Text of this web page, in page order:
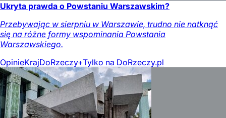
Ukryta prawda o Powstaniu Warszawskim?
Przebywając w sierpniu w Warszawie, trudno nie natknąć
się na różne formy wspominania Powstania
Warszawskiego.
OpinieKrajDoRzeczy+Tylko na DoRzeczy.pl